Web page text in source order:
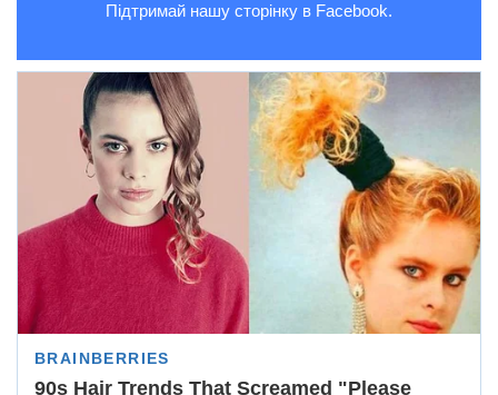
Підтримай нашу сторінку в Facebook.